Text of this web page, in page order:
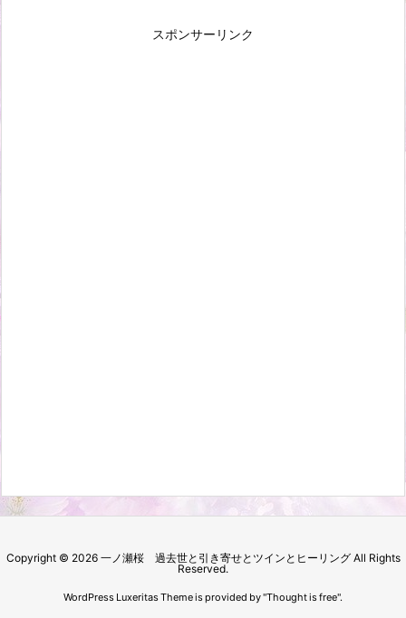
スポンサーリンク
Copyright © 2026 一ノ瀬桜 過去世と引き寄せとツインとヒーリングAll Rights
Reserved.
WordPress Luxeritas Theme is provided by "Thought is free".